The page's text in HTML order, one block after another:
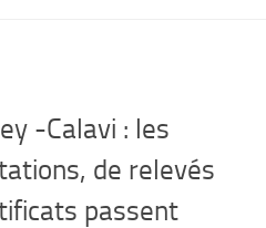
-Calavi : les
de relevés
passent